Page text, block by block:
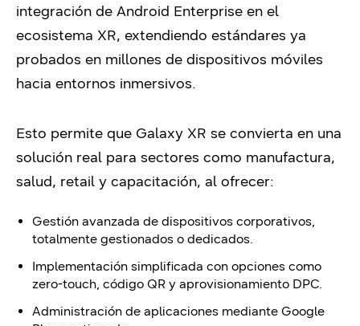
integración de Android Enterprise en el
ecosistema XR, extendiendo estándares ya
probados en millones de dispositivos móviles
hacia entornos inmersivos.
Esto permite que Galaxy XR se convierta en una
solución real para sectores como manufactura,
salud, retail y capacitación, al ofrecer:
Gestión avanzada de dispositivos corporativos,
totalmente gestionados o dedicados.
Implementación simplificada con opciones como
zero-touch, código QR y aprovisionamiento DPC.
Administración de aplicaciones mediante Google